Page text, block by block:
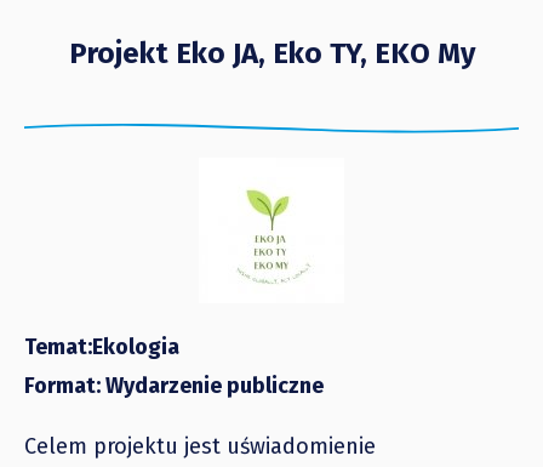
Projekt Eko JA, Eko TY, EKO My
Temat:Ekologia
Format: Wydarzenie publiczne
Celem projektu jest uświadomienie